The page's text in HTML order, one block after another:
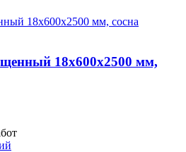
18х600х2500 мм,